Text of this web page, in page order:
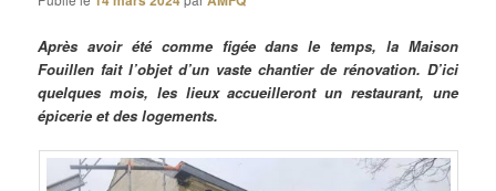
Après avoir été comme figée dans le temps, la Maison
Fouillen fait l’objet d’un vaste chantier de rénovation. D’ici
quelques mois, les lieux accueilleront un restaurant, une
épicerie et des logements.